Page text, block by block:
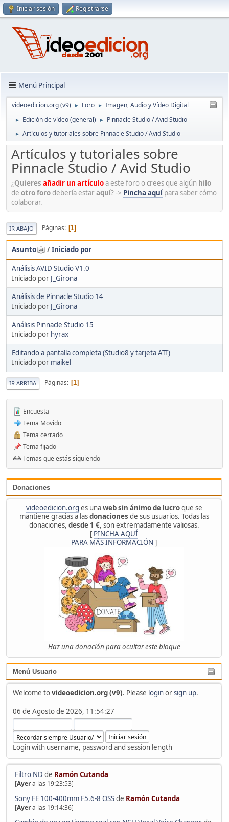
Iniciar sesión Registrarse
Menú Principal
videoedicion.org (v9) ► Foro ► Imagen, Audio y Vídeo Digital
► Edición de vídeo (general) ► Pinnacle Studio / Avid Studio
► Artículos y tutoriales sobre Pinnacle Studio / Avid Studio
Donaciones
videoedicion.org es unaweb sin ánimo de lucroque se
mantiene gracias a lasdonaciones de sus usuarios. Todas las
donaciones, desde 1 €, son extremadamente valiosas.
[ PINCHA AQUÍ
PARA MÁS INFORMACIÓN ]
Haz una donación para ocultar este bloque
Menú Usuario
Welcome tovideoedicion.org (v9). Please loginorsign up.
06 de Agosto de 2026, 11:54:27
Login with username, password and session length
Filtro ND de Ramón Cutanda
[Ayera las 19:23:53]
Sony FE 100-400mm F5.6-8 OSSde Ramón Cutanda
[Ayera las 19:14:36]
Artículos y tutoriales sobre
Pinnacle Studio / Avid Studio
¿Quieres añadir un artículoa este foro o crees que algún hilo
de otro foro debería estar aquí? -> Pincha aquípara saber cómo
colaborar.
IR ABAJO Páginas 1
Asunto /Iniciado por
Análisis AVID Studio V1.0
Iniciado por J_Girona
Análisis de Pinnacle Studio 14
Iniciado por J_Girona
Análisis Pinnacle Studio 15
Iniciado por hyrax
Editando a pantalla completa (Studio8 y tarjeta ATI)
Iniciado por maikel
IR ARRIBA Páginas 1
Encuesta
Tema Movido
Tema cerrado
Tema fijado
Temas que estás siguiendo